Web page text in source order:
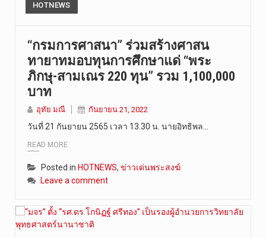
HOTNEWS
“กรมการศาสนา” ร่วมสร้างศาสน
ทายาทมอบทุนการศึกษาแด่ “พระ
ภิกษุ-สามเณร 220 ทุน” รวม 1,100,000
บาท
อุทัย มณี กันยายน 21, 2022
วันที่ 21 กันยายน 2565 เวลา 13.30 น. นายอิทธิพล…
READ MORE
Posted in HOTNEWS, ข่าวเด่นพระสงฆ์
Leave a comment